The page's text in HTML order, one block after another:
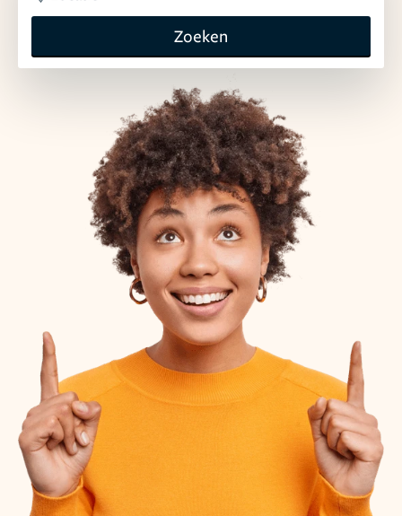
Zoeken